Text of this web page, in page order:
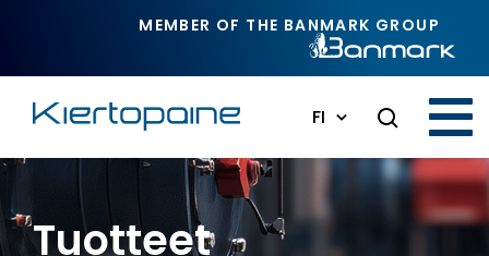
MEMBER OF THE BANMARK GROUP
FI
Tuotteet